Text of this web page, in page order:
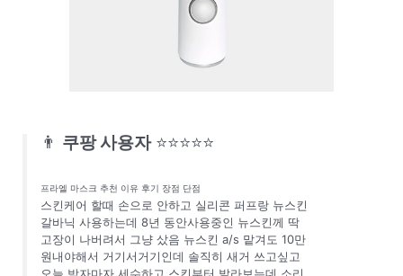
👨 쿠팡 사용자 ⭐⭐⭐⭐⭐
프라엘 마스크 추천 이유 후기 장점 단점
스킨케어 할때 손으로 안하고 실리콘 퍼프랑 뉴스킨
갈바닉 사용하는데 8년 동안사용중인 뉴스킨께 딱
고장이 나버려서 그냥 샀음 뉴스킨 a/s 맡겨도 10만
원내야해서 거기서거기인데 솔직히 새거 쓰고싶고
오늘 받자마자 세수하고 스킨부터 발라보는데 소리